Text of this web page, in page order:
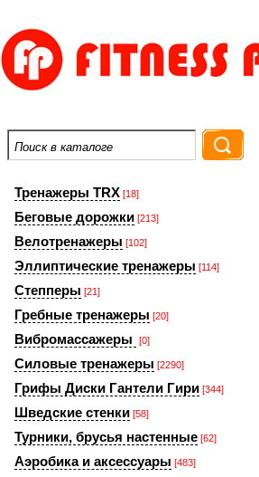
Тренажеры TRX [18]
Беговые дорожки [213]
Велотренажеры [102]
Эллиптические тренажеры [114]
Степперы [21]
Гребные тренажеры [20]
Вибромассажеры [0]
Силовые тренажеры [2290]
Грифы Диски Гантели Гири [344]
Шведские стенки [58]
Турники, брусья настенные [62]
Аэробика и аксессуары [483]